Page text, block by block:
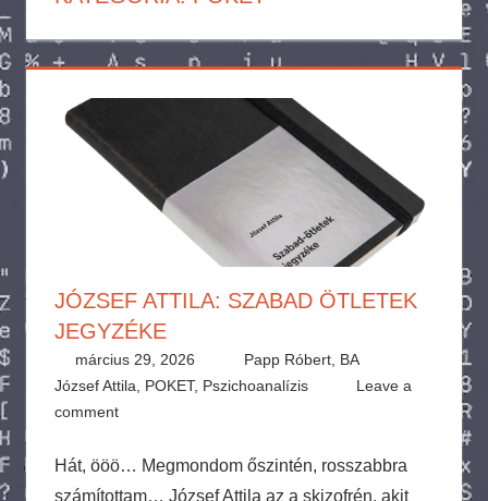
JÓZSEF ATTILA: SZABAD ÖTLETEK
JEGYZÉKE
március 29, 2026
Papp Róbert, BA
József Attila, POKET, Pszichoanalízis
Leave a
comment
Hát, ööö… Megmondom őszintén, rosszabbra
számítottam… József Attila az a skizofrén, akit